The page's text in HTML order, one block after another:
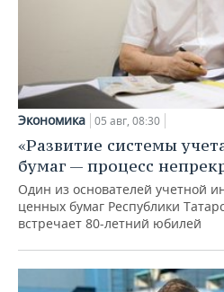
Экономика 05 авг, 08:30
«Развитие системы
бумаг — процесс
Один из основателей учетной
ценных бумаг Республики
встречает 80-летний юбилей